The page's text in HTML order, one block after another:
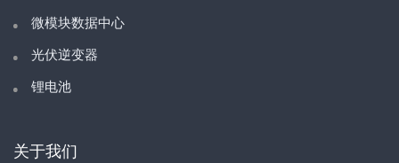
微模块数据中心
光伏逆变器
锂电池
关于我们